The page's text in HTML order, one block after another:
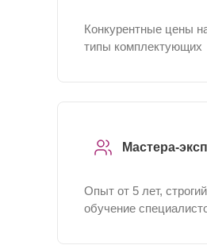
Конкурентные цены
типы комплектующих
Мастера-
Опыт от 5 лет,
обучение